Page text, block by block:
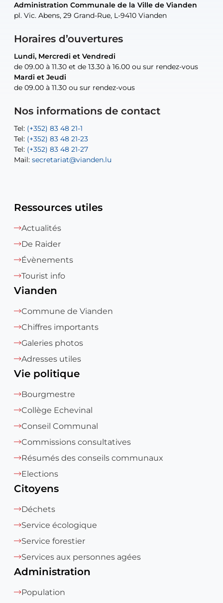
Administration Communale de la Ville de Vianden
pl. Vic. Abens, 29 Grand-Rue, L-9410 Vianden
Horaires d’ouvertures
Lundi, Mercredi et Vendredi
de 09.00 à 11.30 et de 13.30 à 16.00 ou sur rendez-vous
Mardi et Jeudi
de 09.00 à 11.30 ou sur rendez-vous
Nos informations de contact
Tel: (+352) 83 48 21-1
Tel: (+352) 83 48 21-23
Tel: (+352) 83 48 21-27
Mail: secretariat@vianden.lu
Administration Communale de la Ville de Vianden
pl. Vic. Abens, 29 Grand-Rue, L-9410 Vianden
Lundi, Mercredi et Vendredi
de 09.00 à 11.30 et de 13.30 à 16.00 ou sur rendez-vous
Mardi et Jeudi
de 09.00 à 11.30 ou sur rendez-vous
Tel: (+352) 83 48 21-20
Tel: (+352) 83 48 21-22
Mail:sofia.carvalho@vianden.lu
Mail: diane.storn@vianden.lu
Administration Communale de la Ville de Vianden
pl. Vic. Abens, 29 Grand-Rue, L-9410 Vianden
uniquement sur rendez-vous
Mail:recette@vianden.lu
Administration Communale de la Ville de Vianden
pl. Vic. Abens, 29 Grand-Rue, L-9410 Vianden
uniquement sur rendez-vous
Tel:(+352) 83 48 21-31
Atelier Communal de la Ville de Vianden
30, rue Neugarten, L-9422 Vianden
uniquement sur rendez-vous
Tel:Permanence (Fuite d’eau) : 83 48 21 61
Ressources utiles
Actualités
De Raider
Évènements
Tourist info
Vianden
Commune de Vianden
Chiffres importants
Galeries photos
Adresses utiles
Vie politique
Bourgmestre
Collège Echevinal
Conseil Communal
Commissions consultatives
Résumés des conseils communaux
Elections
Citoyens
Déchets
Service écologique
Service forestier
Services aux personnes agées
Administration
Population